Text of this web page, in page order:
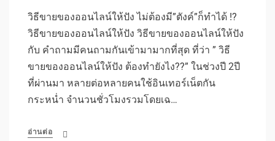
วิธีขายของออนไลน์ให้ปัง ไม่ต้องมี”ตังค์”ก็ทำได้ !?
วิธีขายของออนไลน์ให้ปัง วิธีขายของออนไลน์ให้ปัง
กับ คำถามมีคนถามกันเข้ามามากที่สุด ที่ว่า ” วิธี
ขายของออนไลน์ให้ปัง ต้องทำยังไง??” ในช่วงปี 2ปี
ที่ผ่านมา หลายต่อหลายคนใช้อินเทอร์เน็ตกัน
กระหน่ำ จำนวนชั่วโมงรวมโดยเฉ…
อ่านต่อ